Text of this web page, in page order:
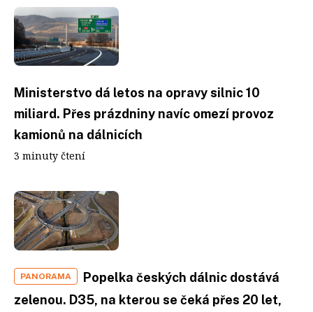
Ministerstvo dá letos na opravy silnic 10
miliard. Přes prázdniny navíc omezí provoz
kamionů na dálnicích
3 minuty čtení
PANORAMA
Popelka českých dálnic dostává
zelenou. D35, na kterou se čeká přes 20 let,